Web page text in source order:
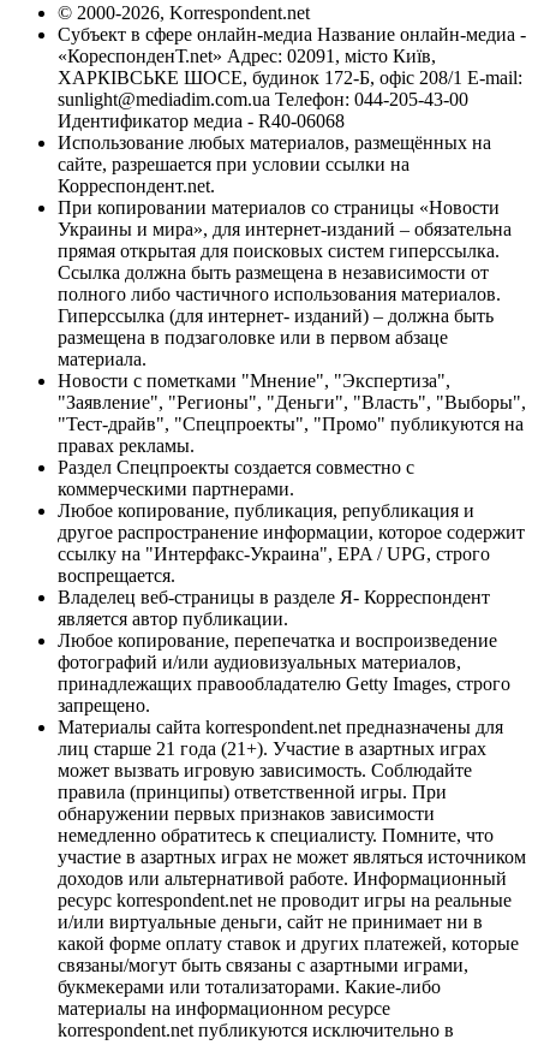
© 2000-2026, Korrespondent.net
Субъект в сфере онлайн-медиа Название онлайн-медиа -
«КореспонденТ.net» Адрес: 02091, місто Київ,
ХАРКІВСЬКЕ ШОСЕ, будинок 172-Б, офіс 208/1 E-mail:
sunlight@mediadim.com.ua Телефон: 044-205-43-00
Идентификатор медиа - R40-06068
Использование любых материалов, размещённых на
сайте, разрешается при условии ссылки на
Корреспондент.net.
При копировании материалов со страницы «Новости
Украины и мира», для интернет-изданий – обязательна
прямая открытая для поисковых систем гиперссылка.
Ссылка должна быть размещена в независимости от
полного либо частичного использования материалов.
Гиперссылка (для интернет- изданий) – должна быть
размещена в подзаголовке или в первом абзаце
материала.
Новости с пометками "Мнение", "Экспертиза",
"Заявление", "Регионы", "Деньги", "Власть", "Выборы",
"Тест-драйв", "Спецпроекты", "Промо" публикуются на
правах рекламы.
Раздел Спецпроекты создается совместно с
коммерческими партнерами.
Любое копирование, публикация, републикация и
другое распространение информации, которое содержит
ссылку на "Интерфакс-Украина", EPA / UPG, строго
воспрещается.
Владелец веб-страницы в разделе Я- Корреспондент
является автор публикации.
Любое копирование, перепечатка и воспроизведение
фотографий и/или аудиовизуальных материалов,
принадлежащих правообладателю Getty Images, строго
запрещено.
Материалы сайта korrespondent.net предназначены для
лиц старше 21 года (21+). Участие в азартных играх
может вызвать игровую зависимость. Соблюдайте
правила (принципы) ответственной игры. При
обнаружении первых признаков зависимости
немедленно обратитесь к специалисту. Помните, что
участие в азартных играх не может являться источником
доходов или альтернативой работе. Информационный
ресурс korrespondent.net не проводит игры на реальные
и/или виртуальные деньги, сайт не принимает ни в
какой форме оплату ставок и других платежей, которые
связаны/могут быть связаны с азартными играми,
букмекерами или тотализаторами. Какие-либо
материалы на информационном ресурсе
korrespondent.net публикуются исключительно в